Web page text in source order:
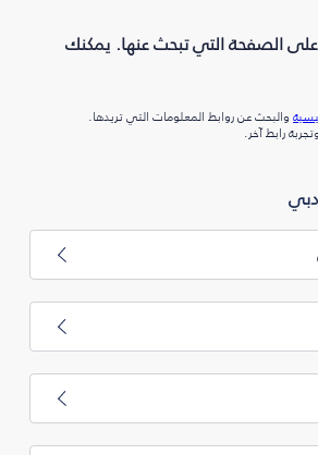
على الصفحة التي تبحث عنها. يمكنك
والبحث عن روابط المعلومات التي تريدها.
رابط آخر.